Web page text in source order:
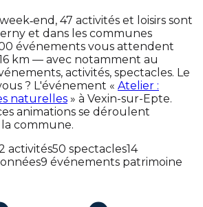
47 activités et loisirs sont
et dans les communes
événements vous attendent
km — avec notamment au
activités, spectacles. Le
? L'événement « Atelier :
naturelles » à Vexin-sur-Epte.
animations se déroulent
commune.
activités50 spectacles14
9 événements patrimoine